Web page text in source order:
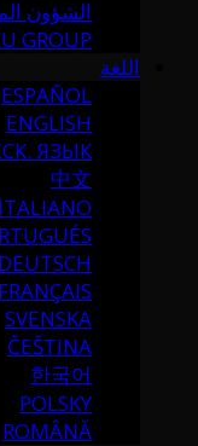
الشؤون
GROUP
اللغة
ESPAÑOL
ENGLISH
ЯЗЫК
中文
ITALIANO
DEUTSCH
FRANÇAIS
SVENSKA
ČEŠTINA
한국어
POLSKY
ROMÂNĂ